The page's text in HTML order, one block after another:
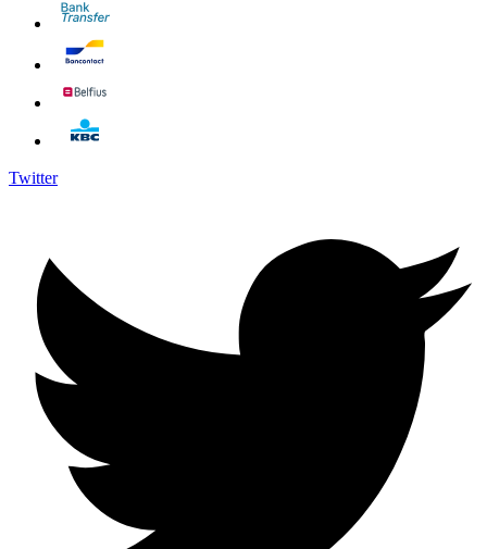
Twitter